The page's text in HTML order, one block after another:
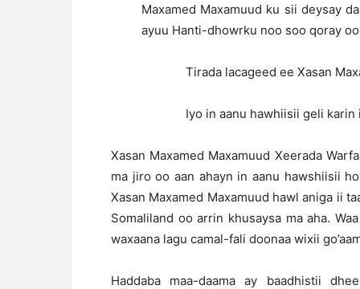
Maxamed Maxamuud ku sii deysay
ayuu Hanti-dhowrku noo soo qoray
Tirada lacageed ee Xasan
Iyo in aanu hawhiisii geli karin
Xasan Maxamed Maxamuud Xeerada
ma jiro oo aan ahayn in aanu hawshiisii
Xasan Maxamed Maxamuud hawl aniga ii
Somaliland oo arrin khusaysa ma aha.
waxaana lagu camal-fali doonaa wixii
Haddaba maa-daama ay baadhistii